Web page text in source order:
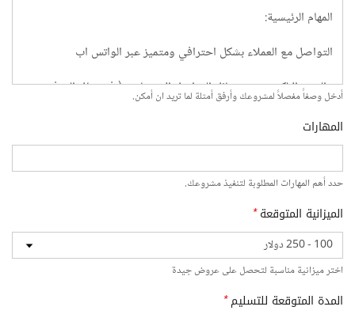
أدخل وصفاً مفصلاً لمشروعك وأرفق أمثلة لما تريد ان أمكن.
المهارات
حدد أهم المهارات المطلوبة لتنفيذ مشروعك.
الميزانية المتوقعة*
اختر ميزانية مناسبة لتحصل على عروض جيدة
المدة المتوقعة للتسليم*